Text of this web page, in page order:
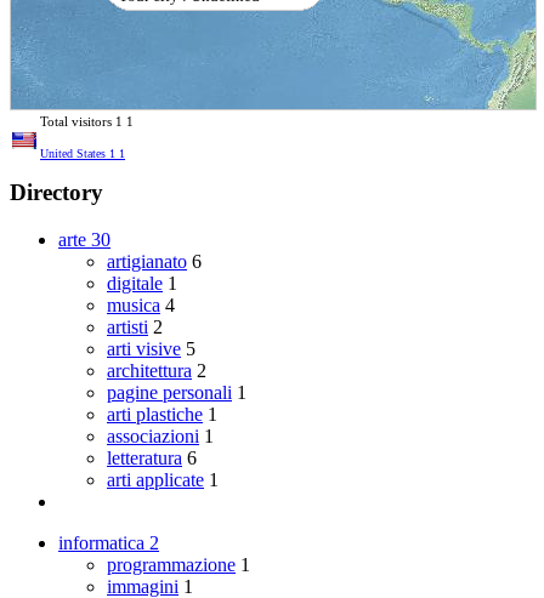
Total visitors 1 1
United States 1 1
Directory
arte 30
artigianato 6
digitale 1
musica 4
artisti 2
arti visive 5
architettura 2
pagine personali 1
arti plastiche 1
associazioni 1
letteratura 6
arti applicate 1
informatica 2
programmazione 1
immagini 1